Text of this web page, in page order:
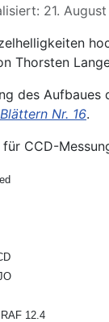
21.
Thorsten
des
Nr. 16.
CCD-
12.4